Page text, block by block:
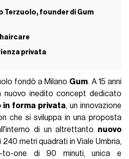
Terzuolo, founder di Gum
privata
fondò a Milano Gum. A 15 anni
nuovo inedito concept dedicato
in forma privata, un innovazione
che si sviluppa in una proposta
di un altrettanto nuovo
240 metri quadrati in Viale Umbria,
to-one di 90 minuti, unica e